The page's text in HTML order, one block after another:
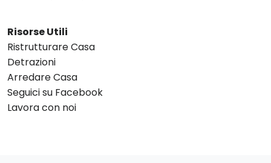
Risorse Utili
Ristrutturare Casa
Detrazioni
Arredare Casa
Seguici su Facebook
Lavora con noi